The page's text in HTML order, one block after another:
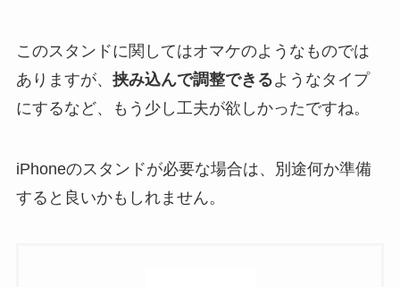
このスタンドに関してはオマケのようなものでは
ありますが、 挟み込んで調整できるようなタイプ
にするなど、もう少し工夫が欲しかったですね。
iPhoneのスタンドが必要な場合は、別途何か準備
すると良いかもしれません。